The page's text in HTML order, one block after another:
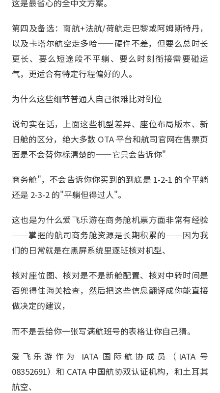
这是最省心的全中文方案。
第四及备选：南航+法航/荷航走巴黎或阿姆斯特丹，
以及卡塔尔航空走多哈——硬件不差，但要么总时长
更长、要么短途段不平躺、要么时刻衔接需要碰运
气，更适合有特定行程偏好的人。
为什么这些细节普通人自己很难比对到位
说句实在话，上面这些机型差异、座位布局版本、新
旧舱的区分，绝大多数 OTA 平台和航司官网在售票页
面是不会替你标清楚的——它只会告诉你"
商务舱"，不会告诉你你买到的到底是 1-2-1 的全平躺
还是 2-3-2 的"平躺但得过人"。
这也是为什么爱飞乐游在商务舱机票方面非常有经验
——掌握的航司商务舱资源是长期积累的——因为我
们的日常就是在黑屏系统里逐班核对机型、
核对座位图、核对是不是新舱配置、核对中转时间是
否兜得住海关检查，然后把这些信息翻译成你能直接
做决定的建议，
而不是丢给你一张写满航班号的表格让你自己猜。
爱飞乐游作为 IATA 国际航协成员（IATA 号
08352691）和 CATA 中国航协双认证机构，和土耳其
航空、